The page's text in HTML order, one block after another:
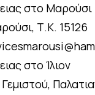
στο Μαρούσι
Τ.Κ. 15126
στο Ίλιον